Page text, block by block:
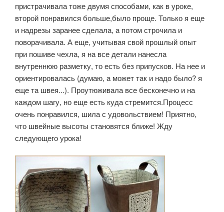
пристрачивала тоже двумя способами, как в уроке,
второй понравился больше,было проще. Только я еще
и надрезы заранее сделала, а потом строчила и
поворачивала. А еще, учитывая свой прошлый опыт
при пошиве чехла, я на все детали нанесла
внутреннюю разметку, то есть без припусков. На нее и
ориентировалась (думаю, а может так и надо было? я
еще та швея...). Проутюживала все бесконечно и на
каждом шагу, но еще есть куда стремится.Процесс
очень понравился, шила с удовольствием! Приятно,
что швейные высоты становятся ближе! Жду
следующего урока!